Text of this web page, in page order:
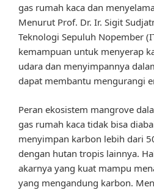
gas rumah kaca dan
Menurut Prof. Dr. Ir. Sigit
Teknologi Sepuluh Nopember
kemampuan untuk menyerap
udara dan menyimpannya
dapat membantu mengurangi
Peran ekosistem mangrove
gas rumah kaca tidak bisa
menyimpan karbon lebih dari
dengan hutan tropis lainnya.
akarnya yang kuat mampu
yang mengandung karbon.